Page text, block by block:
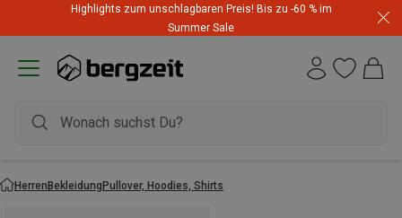
Highlights zum unschlagbaren Preis! Bis zu -60 % im
Summer Sale
HerrenBekleidungPullover, Hoodies, Shirts